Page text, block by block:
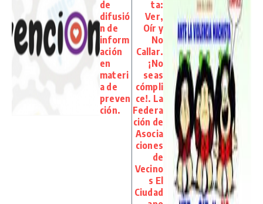
de
difusió
n de
inform
ación
en
materi
a de
preven
ción.
ta:
Ver,
Oír y
No
Callar.
¡No
seas
cómpli
ce!. La
Federa
ción de
Asocia
ciones
de
Vecino
s El
Ciudad